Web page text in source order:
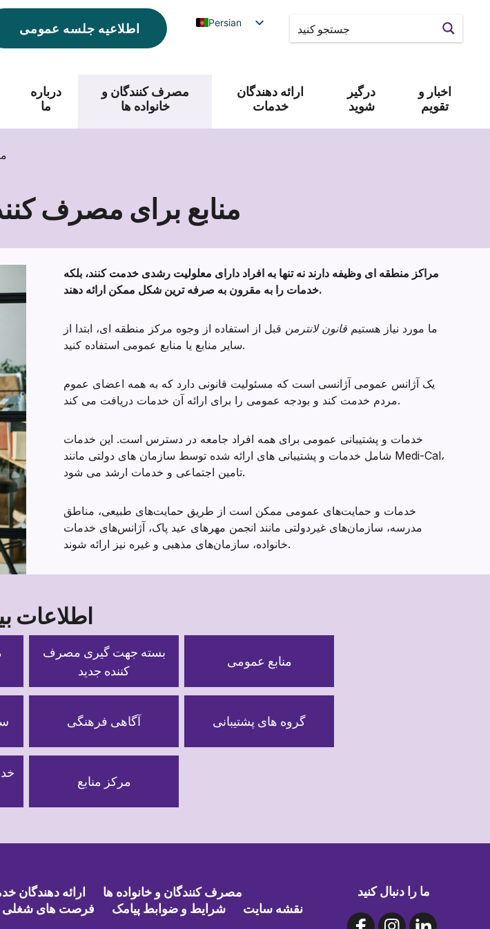
اطلاعیه جلسه عمومی Persian
درباره
ما
مصرف کنندگان و
خانواده ها
ارائه دهندگان
خدمات
درگیر
شوید
اخبار و
تقویم
منابع برای مصرفمنابع
برای
مصرف
کنندگان
خانواده
ها
مراکز منطقه ای وظیفه دارند نه تنها به افراد دارای معلولیت رشدی خدمت کنند، بلکه
خدمات را به مقرون به صرفه ترین شکل ممکن ارائه دهند.
ما مورد نیاز هستیمقانون لانترمن قبل از استفاده از وجوه مرکز منطقه ای، ابتدا از
سایر منابع یا منابع عمومی استفاده کنید.
یک آژانس عمومی آژانسی است که مسئولیت قانونی دارد که به همه اعضای عموم
مردم خدمت کند و بودجه عمومی را برای ارائه آن خدمات دریافت می کند.
خدمات و پشتیبانی عمومی برای همه افراد جامعه در دسترس است. این خدمات
شامل خدمات و پشتیبانی های ارائه شده توسط سازمان های دولتی مانند Medi-Cal،
تامین اجتماعی و خدمات ارشد می شود.
خدمات و حمایت‌های عمومی ممکن است از طریق حمایت‌های طبیعی، مناطق
مدرسه، سازمان‌های غیردولتی مانند انجمن مهرهای عید پاک، آژانس‌های خدمات
خانواده، سازمان‌های مذهبی و غیره نیز ارائه شوند.
اطلاعات
بسته جهت گیری مصرف
کننده جدید
منابع عمومی
آگاهی فرهنگی گروه های پشتیبانی
مرکز منابع
ارائه دهندگان
مصرف کنندگان و خانواده ها
فرصت های شغلی شرایط و ضوابط پیامک نقشه سایت
ما را دنبال کنید